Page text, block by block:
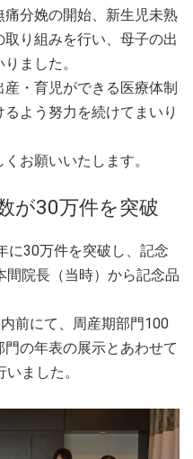
分娩の開始、新生児未熟
り組みを行い、母子の出
ました。
・育児ができる医療体制
よう努力を続けてまいり
お願いいたします。
が30万件を突破
に30万件を突破し、記念
院長（当時）から記念品
前にて、周産期部門100
の年表の展示とあわせて
ました。